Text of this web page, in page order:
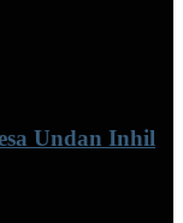
Undan Inhil